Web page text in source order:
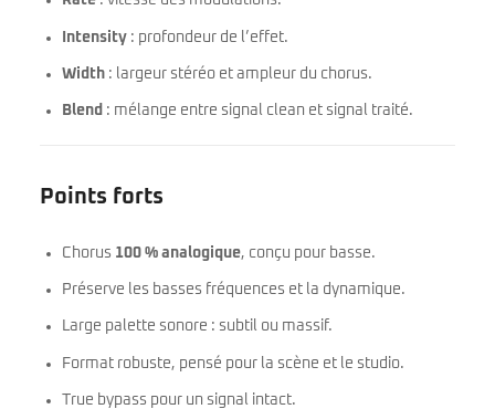
Intensity : profondeur de l’effet.
Width : largeur stéréo et ampleur du chorus.
Blend : mélange entre signal clean et signal traité.
Points forts
Chorus 100 % analogique, conçu pour basse.
Préserve les basses fréquences et la dynamique.
Large palette sonore : subtil ou massif.
Format robuste, pensé pour la scène et le studio.
True bypass pour un signal intact.